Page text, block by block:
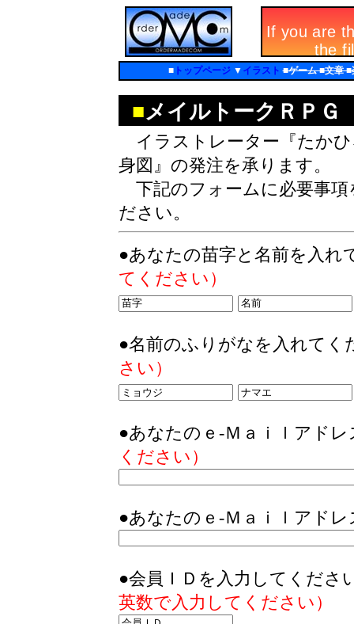
■トップページ▼ イラスト ■ゲーム ■文章
■メイルトークＲＰ
イラストレーター『たか
身図』の発注を承ります。
下記のフォームに必要事項
ださい。
●あなたの苗字と名前を入れ
てください）
●名前のふりがなを入れてく
さい）
●あなたのｅ-Ｍａｉｌアド
ください）
●あなたのｅ-Ｍａｉｌアド
●会員ＩＤを入力してくださ
英数で入力してください）